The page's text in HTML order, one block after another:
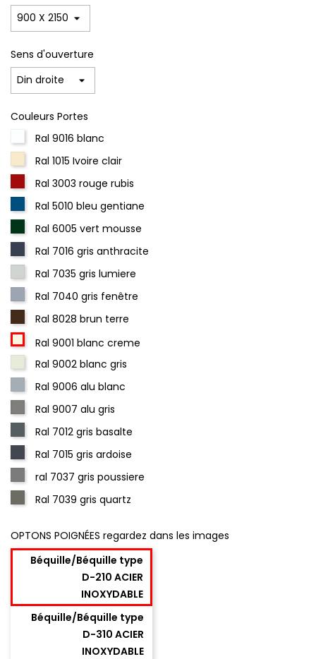
Sens d'ouverture
Couleurs Portes
Ral 9016 blanc
Ral 1015 Ivoire clair
Ral 3003 rouge rubis
Ral 5010 bleu gentiane
Ral 6005 vert mousse
Ral 7016 gris anthracite
Ral 7035 gris lumiere
Ral 7040 gris fenêtre
Ral 8028 brun terre
Ral 9001 blanc creme
Ral 9002 blanc gris
Ral 9006 alu blanc
Ral 9007 alu gris
Ral 7012 gris basalte
Ral 7015 gris ardoise
ral 7037 gris poussiere
Ral 7039 gris quartz
OPTONS POIGNÉES regardez dans les images
Béquille/Béquille type
D-210 ACIER
INOXYDABLE
Béquille/Béquille type
D-310 ACIER
INOXYDABLE